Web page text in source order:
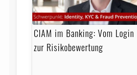
CIAM im Banking: Vom Login
zur Risikobewertung